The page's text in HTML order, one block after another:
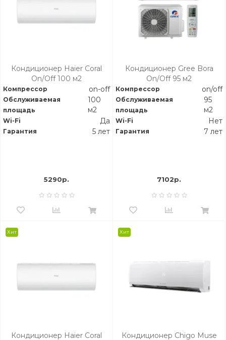
Кондиционер Haier Coral
On/Off 100 м2
Компрессор on-off
Обслуживаемая
площадь
100
м2
Wi-Fi Да
Гарантия 5 лет
5290р.
Кондиционер Gree Bora
On/Off 95 м2
Компрессор on/off
Обслуживаемая
площадь
95
м2
Wi-Fi Нет
Гарантия 7 лет
7102р.
Хит
Кондиционер Haier Coral
Хит
Кондиционер Chigo Muse